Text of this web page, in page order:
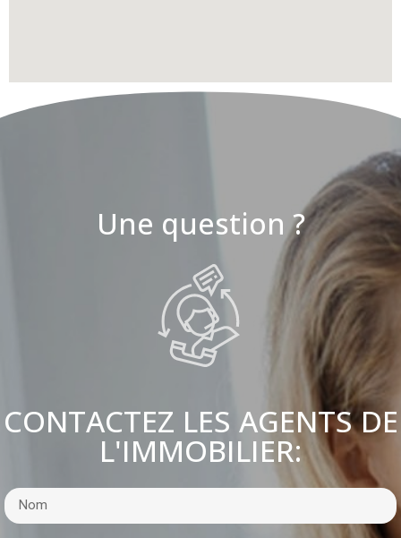
Une question ?
CONTACTEZ LES AGENTS DE
L'IMMOBILIER: